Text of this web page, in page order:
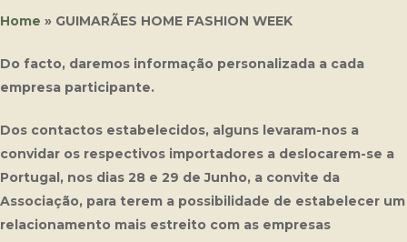
Home » GUIMARÃES HOME FASHION WEEK
Do facto, daremos informação personalizada a cada
empresa participante.
Dos contactos estabelecidos, alguns levaram-nos a
convidar os respectivos importadores a deslocarem-se a
Portugal, nos dias 28 e 29 de Junho, a convite da
Associação, para terem a possibilidade de estabelecer um
relacionamento mais estreito com as empresas